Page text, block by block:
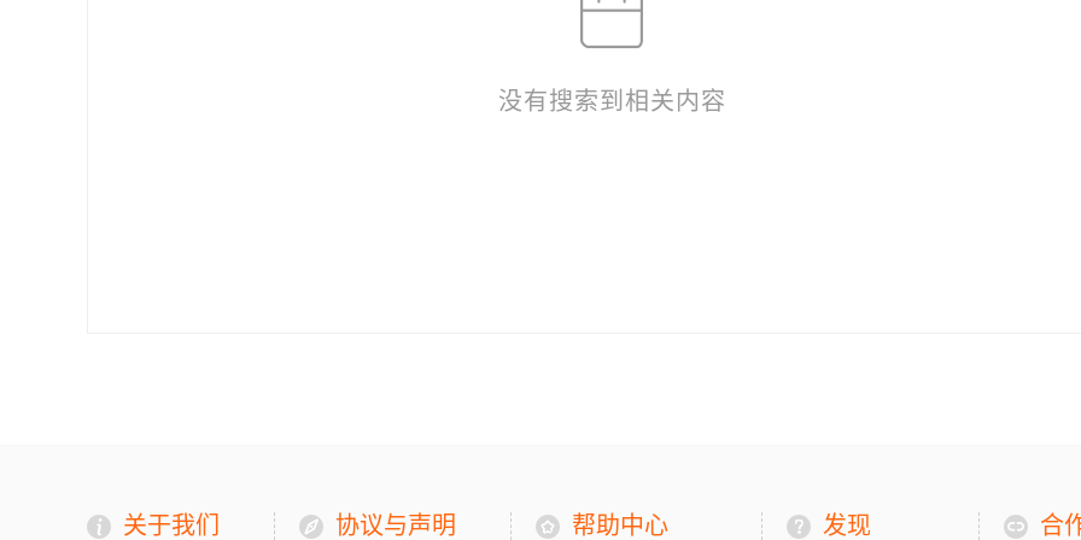
没有搜索到相关内容
关于我们 协议与声明 帮助中心 发现 合